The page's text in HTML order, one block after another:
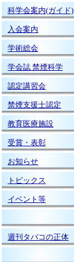
科学会案内(ガイド)
入会案内
学術総会
学会誌 禁煙科学
認定講習会
禁煙支援士認定
教育医療施設
受賞・表彰
お知らせ
トピックス
イベント等
週刊タバコの正体